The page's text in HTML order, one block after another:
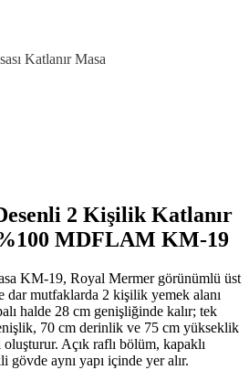
Katlanır Masa
2 Kişilik Katlanır
MDFLAM KM-19
KM-19, Royal Mermer görünümlü üst
dar mutfaklarda 2 kişilik yemek alanı
halde 28 cm genişliğinde kalır; tek
70 cm derinlik ve 75 cm yükseklik
Açık raflı bölüm, kapaklı
gövde aynı yapı içinde yer alır.